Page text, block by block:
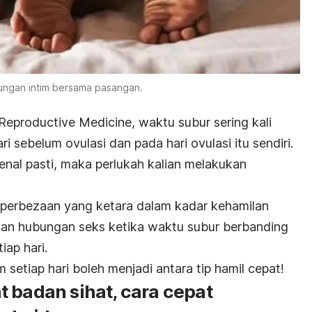
intim bersama pasangan.
Medicine, waktu subur sering kali
sebelum ovulasi dan pada hari ovulasi itu sendiri.
pasti, maka perlukah kalian melakukan
yang ketara dalam kadar kehamilan
hubungan seks ketika waktu subur berbanding
hari.
setiap hari boleh menjadi antara tip hamil cepat!
badan sihat, cara cepat